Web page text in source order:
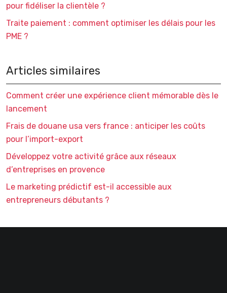
pour fidéliser la clientèle ?
Traite paiement : comment optimiser les délais pour les
PME ?
Articles similaires
Comment créer une expérience client mémorable dès le
lancement
Frais de douane usa vers france : anticiper les coûts
pour l’import-export
Développez votre activité grâce aux réseaux
d’entreprises en provence
Le marketing prédictif est-il accessible aux
entrepreneurs débutants ?